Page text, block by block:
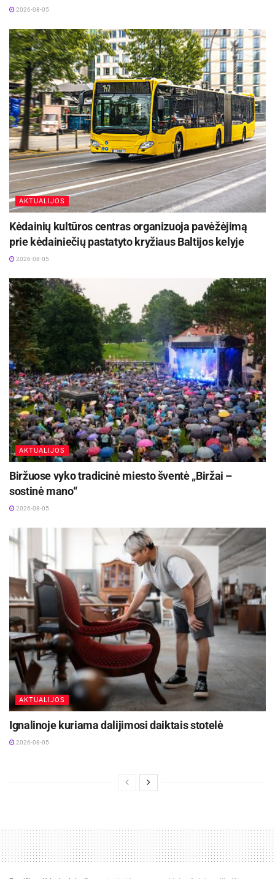
2026-08-05
AKTUALIJOS
Kėdainių kultūros centras organizuoja pavėžėjimą
prie kėdainiečių pastatyto kryžiaus Baltijos kelyje
2026-08-05
AKTUALIJOS
Biržuose vyko tradicinė miesto šventė „Biržai –
sostinė mano“
2026-08-05
AKTUALIJOS
Ignalinoje kuriama dalijimosi daiktais stotelė
2026-08-05